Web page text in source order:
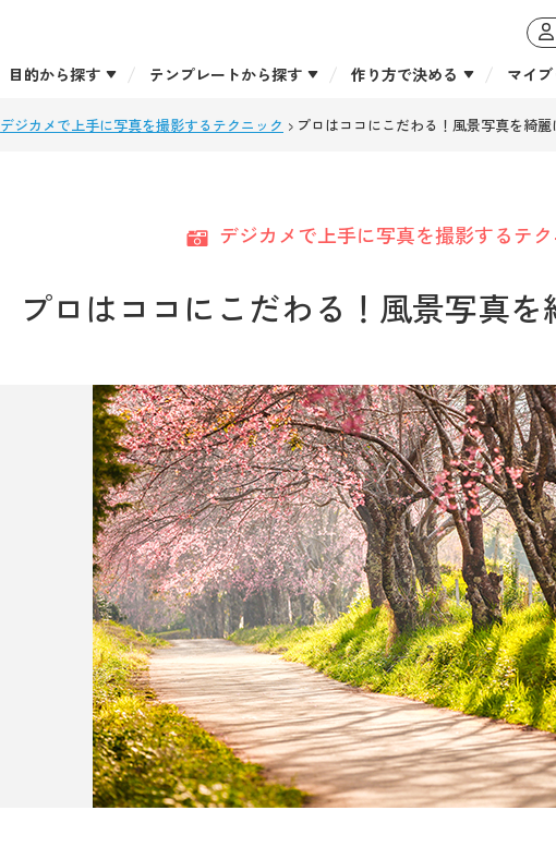
目的から探す テンプレートから探す 作り方で決める マイ
デジカメで上手に写真を撮影するテクニック プロはココにこだわる！風景写真を綺麗
デジカメで上手に写真を撮影するテ
プロはココにこだわる！風景写真を